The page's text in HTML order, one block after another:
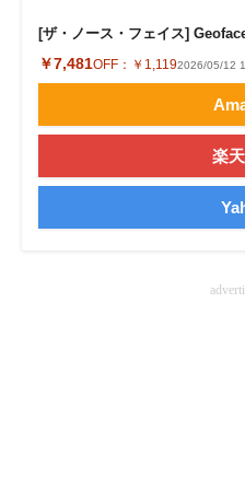
企業ITのトレンドを詳説
経営リーダーのコミュニティ
マーケ×ITの今がよく分かる
ITエンジニア向け専門サイト
IT製品の技術・比較・事例
[ザ・ノース・フェイス]
￥7,481OFF： ￥1,1192026/05/12
楽